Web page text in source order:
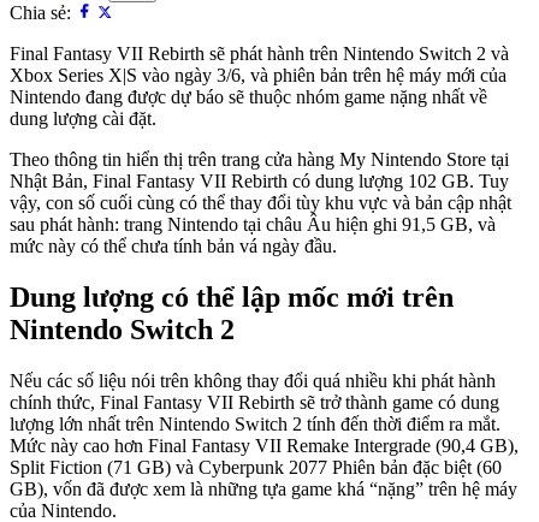
Chia sẻ:
Final Fantasy VII Rebirth sẽ phát hành trên Nintendo Switch 2 và
Xbox Series X|S vào ngày 3/6, và phiên bản trên hệ máy mới của
Nintendo đang được dự báo sẽ thuộc nhóm game nặng nhất về
dung lượng cài đặt.
Theo thông tin hiển thị trên trang cửa hàng My Nintendo Store tại
Nhật Bản, Final Fantasy VII Rebirth có dung lượng 102 GB. Tuy
vậy, con số cuối cùng có thể thay đổi tùy khu vực và bản cập nhật
sau phát hành: trang Nintendo tại châu Âu hiện ghi 91,5 GB, và
mức này có thể chưa tính bản vá ngày đầu.
Dung lượng có thể lập mốc mới trên
Nintendo Switch 2
Nếu các số liệu nói trên không thay đổi quá nhiều khi phát hành
chính thức, Final Fantasy VII Rebirth sẽ trở thành game có dung
lượng lớn nhất trên Nintendo Switch 2 tính đến thời điểm ra mắt.
Mức này cao hơn Final Fantasy VII Remake Intergrade (90,4 GB),
Split Fiction (71 GB) và Cyberpunk 2077 Phiên bản đặc biệt (60
GB), vốn đã được xem là những tựa game khá “nặng” trên hệ máy
của Nintendo.